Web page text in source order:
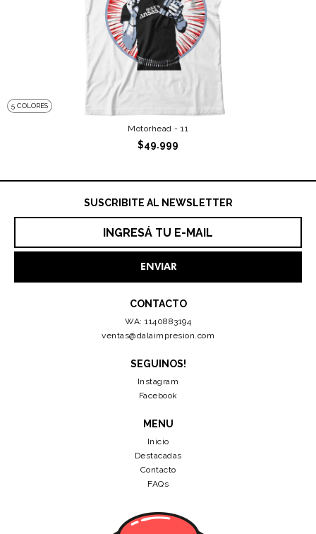
5 COLORES
Motorhead - 11
$49.999
SUSCRIBITE AL NEWSLETTER
CONTACTO
WA: 1140883194
ventas@dalaimpresion.com
SEGUINOS!
Instagram
Facebook
MENU
Inicio
Destacadas
Contacto
FAQs